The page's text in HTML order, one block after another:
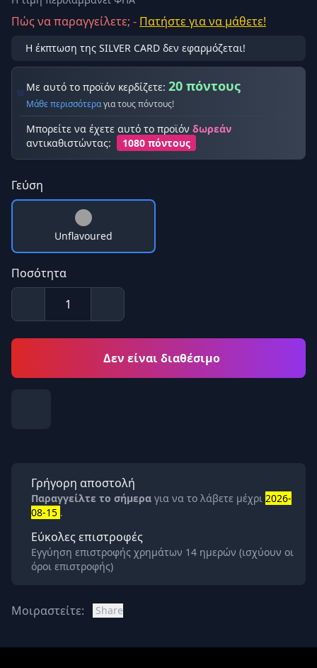
Πώς να παραγγείλετε; - Πατήστε για να μάθετε!
Η έκπτωση της SILVER CARD δεν εφαρμόζεται!
Με αυτό το προϊόν κερδίζετε: 20 πόντους
Μάθε περισσότεραγια τους πόντους!
Μπορείτε να έχετε αυτό το προϊόν δωρεάν
αντικαθιστώντας:
1080 πόντους
Γεύση
Unflavoured
Ποσότητα
Δεν είναι διαθέσιμο
Γρήγορη αποστολή
Παραγγείλτε το σήμερα για να το λάβετε μέχρι 2026-
08-15 .
Εύκολες επιστροφές
Εγγύηση επιστροφής χρημάτων 14 ημερών (ισχύουν οι
όροι επιστροφής)
Μοιραστείτε: Share